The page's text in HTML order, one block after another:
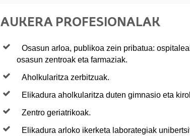
AUKERA PROFESIONALAK
Osasun arloa, publikoa zein pribatua:
osasun zentroak eta farmaziak.
Aholkularitza zerbitzuak.
Elikadura aholkularitza duten gimnasio eta
Zentro geriatrikoak.
Elikadura arloko ikerketa laborategiak